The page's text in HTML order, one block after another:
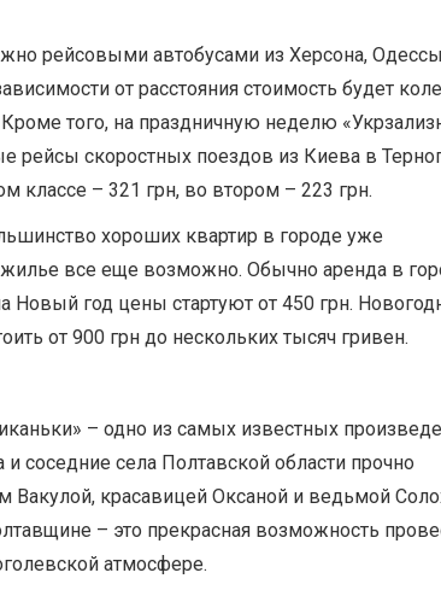
рейсовыми автобусами из Херсона,
от расстояния стоимость будет
Кроме того, на праздничную неделю
рейсы скоростных поездов из Киева в
классе – 321 грн, во втором – 223 грн.
хороших квартир в городе уже
все еще возможно. Обычно аренда в
Новый год цены стартуют от 450 грн.
от 900 грн до нескольких тысяч гривен.
– одно из самых известных
соседние села Полтавской области прочно
Вакулой, красавицей Оксаной и ведьмой
– это прекрасная возможность
атмосфере.